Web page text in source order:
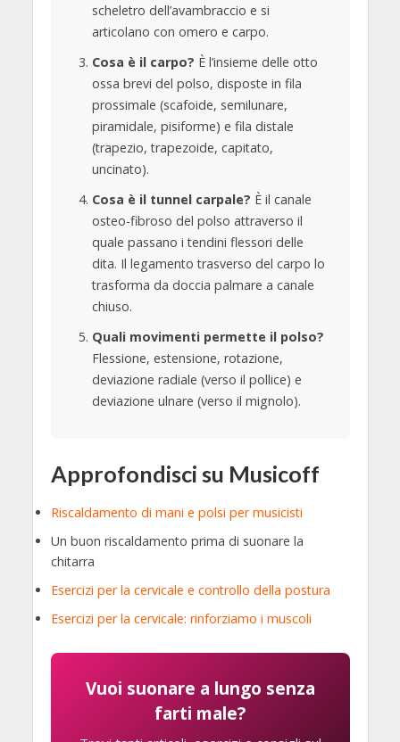
scheletro dell’avambraccio e si
articolano con omero e carpo.
Cosa è il carpo? È l’insieme delle otto
ossa brevi del polso, disposte in fila
prossimale (scafoide, semilunare,
piramidale, pisiforme) e fila distale
(trapezio, trapezoide, capitato,
uncinato).
Cosa è il tunnel carpale? È il canale
osteo-fibroso del polso attraverso il
quale passano i tendini flessori delle
dita. Il legamento trasverso del carpo lo
trasforma da doccia palmare a canale
chiuso.
Quali movimenti permette il polso?
Flessione, estensione, rotazione,
deviazione radiale (verso il pollice) e
deviazione ulnare (verso il mignolo).
Approfondisci su Musicoff
Riscaldamento di mani e polsi per musicisti
Un buon riscaldamento prima di suonare la
chitarra
Esercizi per la cervicale e controllo della postura
Esercizi per la cervicale: rinforziamo i muscoli
Vuoi suonare a lungo senza
farti male?